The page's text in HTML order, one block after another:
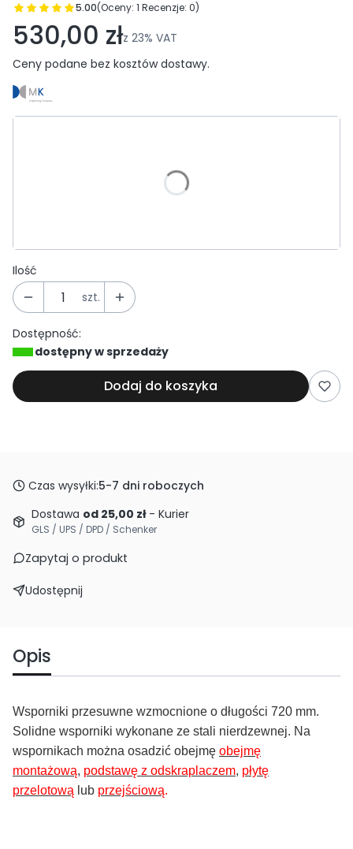
5.00(Oceny: 1 Recenzje: 0)
Przejdź do sekcji Opinie
530,00 złz 23% VAT
Ceny podane bez kosztów dostawy.
Wybór powłoki zewnętrznej:
Ilość
szt.
Dostępność:
dostępny w sprzedaży
Dodaj do koszyka
Czas wysyłki:5-7 dni roboczych
Dostawa od 25,00 zł - Kurier
GLS / UPS / DPD / Schenker
Zapytaj o produkt
Udostępnij
Opis
Wsporniki przesuwne wzmocnione o długości 720 mm.
Solidne wsporniki wykonane ze stali nierdzewnej. Na
wspornikach można osadzić obejmę obejmę
montażową, podstawę z odskraplaczem, płytę
przelotową lub przejściową.